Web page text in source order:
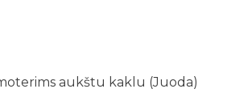
aukštu kaklu (Juoda)